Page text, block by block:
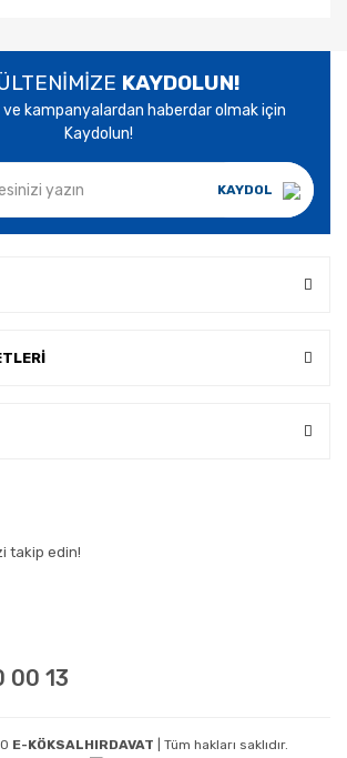
KAYDOLUN!
ve kampanyalardan haberdar olmak için
Kaydolun!
KAYDOL
takip edin!
00 13
E-KÖKSALHIRDAVAT | Tüm hakları saklıdır.